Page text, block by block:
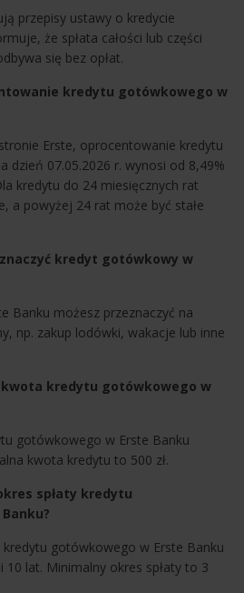
przepisy ustawy o kredycie
że spłata całości lub części
się bez opłat.
kredytu gotówkowego w
Erste, oprocentowanie kredytu
dzień 07.05.2026 r. wynosi od 8,49%
kredytu do 24 miesięcznych rat
a powyżej 24 rat może być stałe
kredyt gotówkowy w
Banku możesz przeznaczyć na
np. zakup lodówki, wakacje lub inne
kredytu gotówkowego w
gotówkowego w Erste Banku
kwota kredytu to 500 zł.
spłaty kredytu
kredytu gotówkowego w Erste Banku
10 lat. Minimalny okres spłaty to 3